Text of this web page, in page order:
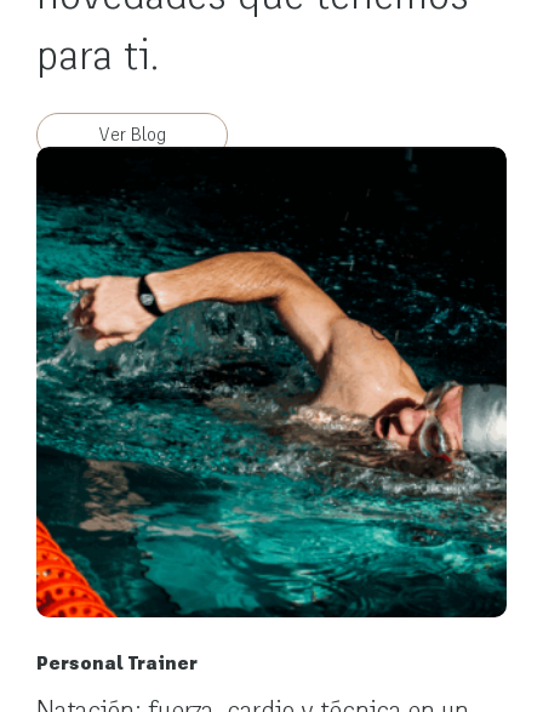
para ti.
Ver Blog
Personal Trainer